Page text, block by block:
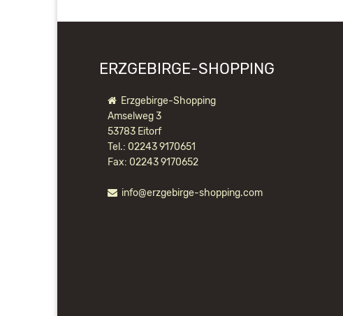
ERZGEBIRGE-SHOPPING
Erzgebirge-Shopping
Amselweg 3
53783 Eitorf
Tel.: 02243 9170651
Fax: 02243 9170652
info@erzgebirge-shopping.com